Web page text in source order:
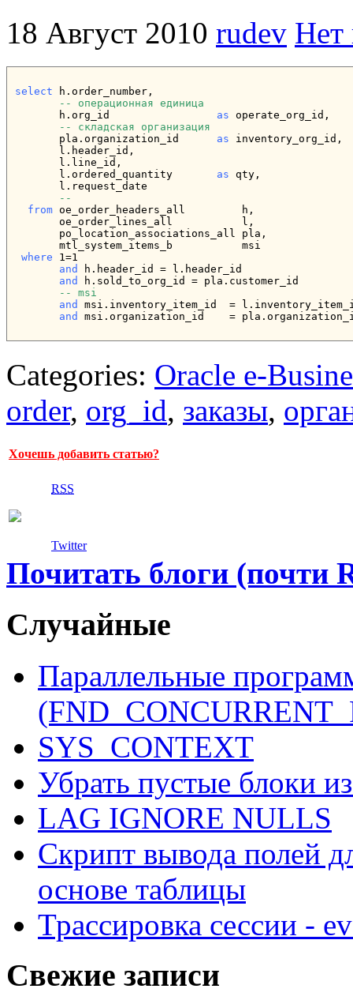
18 Август 2010 rudev Нет
select h.order_number,
-- операционная единица
       h.org_id
as operate_org_id,
-- складская организация
       pla.organization_id
as inventory_org_id,
       l.header_id,
       l.line_id,
       l.ordered_quantity
as qty,
       l.request_date
--
from oe_order_headers_all         h,
       oe_order_lines_all           l,
       po_location_associations_all pla,
       mtl_system_items_b           msi
where 1=1
and
h.header_id = l.header_id
and
h.sold_to_org_id = pla.customer_id
-- msi
and
msi.inventory_item_id  =
and
msi.organization_id    =
Categories: Oracle e-
order, org_id, заказы,
Хочешь добавить статью?
RSS
Twitter
Почитать блоги (почти
Случайные
Параллельные
SYS_CONTEXT
Убрать пустые блоки
LAG IGNORE NULLS
Скрипт вывода полей
основе таблицы
Трассировка сессии -
Свежие записи